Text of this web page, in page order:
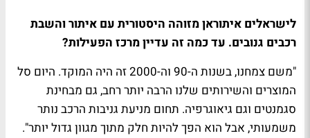
לישראלים איתוראן מזוהה היסטורית עם איתור והשבת
רכבים גנובים. עד כמה זה עדיין מרכז הפעילות?
"משם צמחנו, בשנות ה-90 וה-2000 זה היה המוקד. היום סל
המוצרים והשירותים שלנו הרבה יותר רחב, גם מבחינת
סגמנטים וגם גיאוגרפיה. תחום מניעת גניבות הרכב נותר
משמעותי, אבל הוא הפך להיות חלק מתוך מגוון גדול יותר".